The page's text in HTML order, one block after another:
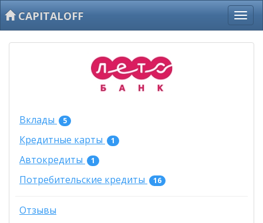
CAPITALOFF
Вклады 5
Кредитные карты 1
Автокредиты 1
Потребительские кредиты 16
Отзывы